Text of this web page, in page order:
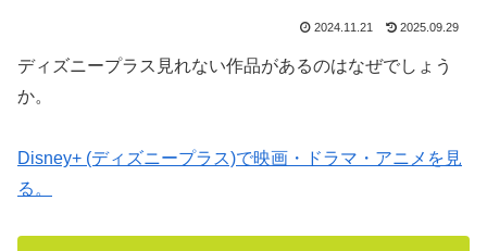
2024.11.21 2025.09.29
ディズニープラス見れない作品があるのはなぜでしょう
か。
Disney+ (ディズニープラス)で映画・ドラマ・アニメを見
る。